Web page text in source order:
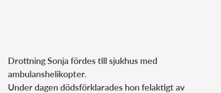
Drottning Sonja fördes till sjukhus med
ambulanshelikopter.
Under dagen dödsförklarades hon felaktigt av